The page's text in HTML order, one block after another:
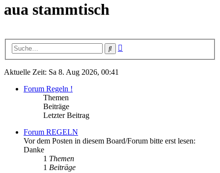
aua stammtisch
Suche
Aktuelle Zeit: Sa 8. Aug 2026, 00:41
Forum Regeln !
Themen
Beiträge
Letzter Beitrag
Forum REGELN
Vor dem Posten in diesem Board/Forum bitte erst lesen:
Danke
1 Themen
1 Beiträge